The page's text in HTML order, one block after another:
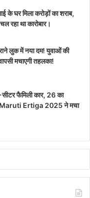
के घर मिला करोड़ों का शराब,
रहा था कारोबार।
लुक में नया दम! युवाओं की
मचाएगी तहलका!
फैमिली कार, 26 का
Maruti Ertiga 2025 ने मचा